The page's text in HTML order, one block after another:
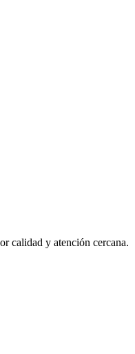
calidad y atención cercana.